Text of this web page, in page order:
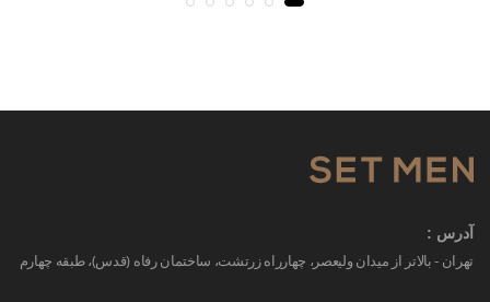
آدرس :
تهران - بالاتر از میدان ولیعصر، چهارراه زرتشت، ساختمان رفاه (قدس)، طبقه چهارم